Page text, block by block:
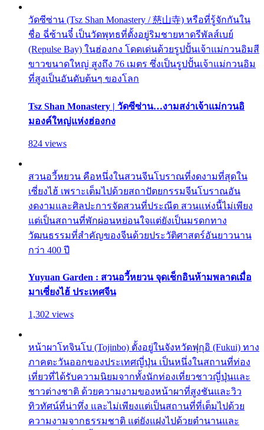
วัดซีซ่าน (Tsz Shan Monastery / 慈山寺) หรือที่รู้จักกันใน
ชื่อ ฉี่ซ้านจี๋ เป็นวัดพุทธที่ตั้งอยู่ริมชายหาดรีพัลส์เบย์
(Repulse Bay) ในฮ่องกง โดดเด่นด้วยรูปปั้นเจ้าแม่กวนอิมสี
ขาวขนาดใหญ่ สูงถึง 76 เมตร ซึ่งเป็นรูปปั้นเจ้าแม่กวนอิม
ที่สูงเป็นอันดับต้นๆ ของโลก
Tsz Shan Monastery | วัดซีซ่าน…งามสง่าเจ้าแม่กวนอิ
มองค์ใหญ่แห่งฮ่องกง
824 views
สวนอวี้หยวน คือหนึ่งในสวนจีนโบราณที่งดงามที่สุดใน
เซี่ยงไฮ้ เพราะเต็มไปด้วยสถาปัตยกรรมจีนโบราณอัน
งดงามและศิลปะการจัดสวนที่ประณีต สวนแห่งนี้ไม่เพียง
แต่เป็นสถานที่พักผ่อนหย่อนใจแต่ยังเป็นมรดกทาง
วัฒนธรรมที่สำคัญของจีนด้วยประวัติศาสตร์อันยาวนาน
กว่า 400 ปี
Yuyuan Garden : สวนอวี้หยวน จุดเช็กอินห้ามพลาดเมื่อ
มาเซี่ยงไฮ้ ประเทศจีน
1,302 views
หน้าผาโทจินโบ (Tojinbo) ตั้งอยู่ในจังหวัดฟุกุอิ (Fukui) ทาง
ภาคตะวันออกของประเทศญี่ปุ่น เป็นหนึ่งในสถานที่ท่อง
เที่ยวที่ได้รับความนิยมจากทั้งนักท่องเที่ยวชาวญี่ปุ่นและ
ชาวต่างชาติ ด้วยความงามของหน้าผาที่สูงชันและวิว
ทิวทัศน์ที่น่าทึ่ง และไม่เพียงแต่เป็นสถานที่ที่เต็มไปด้วย
ความงามจากธรรมชาติ แต่ยังแฝงไปด้วยตำนานและ